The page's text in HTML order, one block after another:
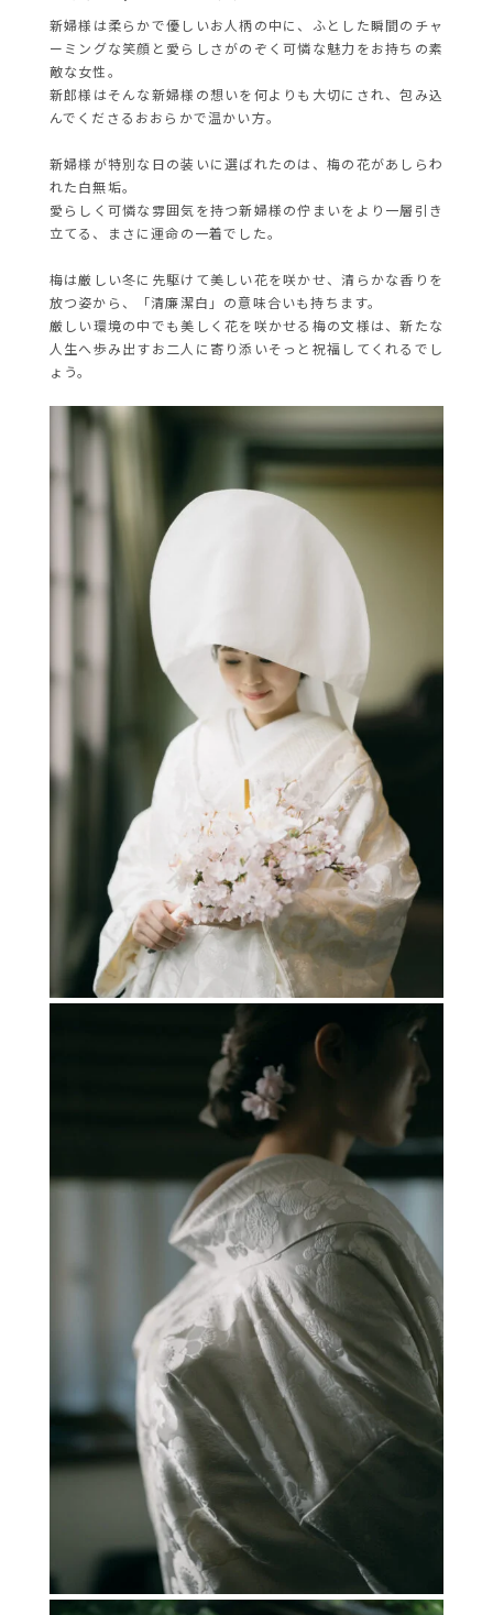
新婦様は柔らかで優しいお人柄の中に、ふとした瞬間のチャ
ーミングな笑顔と愛らしさがのぞく可憐な魅力をお持ちの素
敵な女性。
新郎様はそんな新婦様の想いを何よりも大切にされ、包み込
んでくださるおおらかで温かい方。
新婦様が特別な日の装いに選ばれたのは、梅の花があしらわ
れた白無垢。
愛らしく可憐な雰囲気を持つ新婦様の佇まいをより一層引き
立てる、まさに運命の一着でした。
梅は厳しい冬に先駆けて美しい花を咲かせ、清らかな香りを
放つ姿から、「清廉潔白」の意味合いも持ちます。
厳しい環境の中でも美しく花を咲かせる梅の文様は、新たな
人生へ歩み出すお二人に寄り添いそっと祝福してくれるでし
ょう。